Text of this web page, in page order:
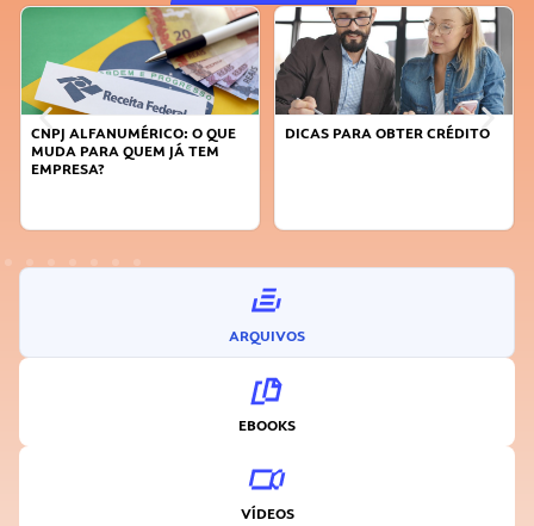
DICAS PARA OBTER CRÉDITO
FAÇA A DIFERENÇA: SEJA
ARQUIVOS
EBOOKS
VÍDEOS